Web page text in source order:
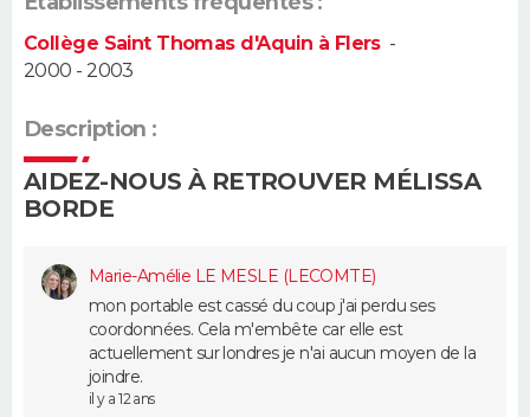
Alimentation
Guide de la santé
Maladies
Médicaments
Sommeil
VOYAGE
GUIDES D'ACHAT
BONS PLANS
CARTE DE VOEUX
Carte Bonne année
Carte Saint-Valentin
Carte d'anniversaire
DICTIONNAIRE
Dictionnaire
Biographies
Expressions
Proverbes
PROGRAMME TV
Collège Saint Thomas d'Aquin à Flers-
2000 - 2003
Description :
AIDEZ-NOUS À RETROUVER MÉLISSA
BORDE
Marie-Amélie LE MESLE (LECOMTE)
mon portable est cassé du coup j'ai perdu ses
coordonnées. Cela m'embête car elle est
actuellement sur londres je n'ai aucun moyen de la
joindre.
il y a 12 ans